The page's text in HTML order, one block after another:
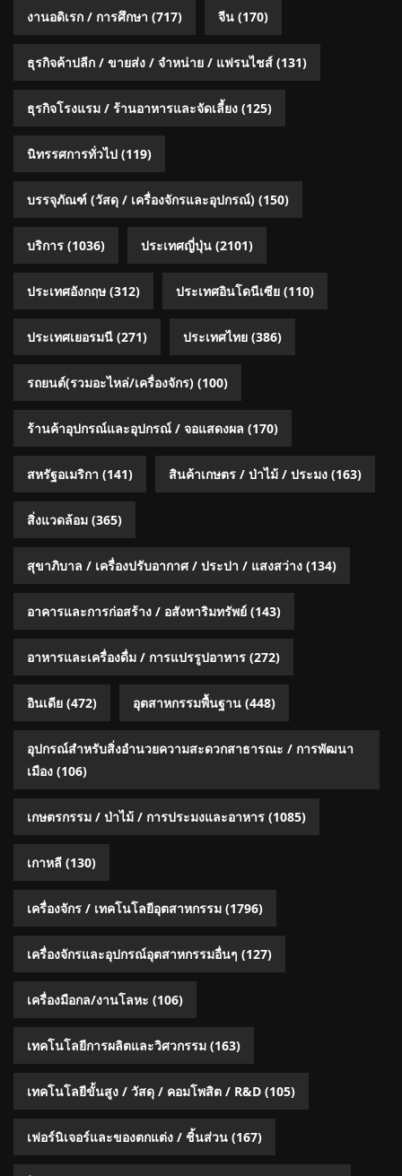
งานอดิเรก / การศึกษา (717) จีน (170)
ธุรกิจค้าปลีก / ขายส่ง / จำหน่าย / แฟรนไชส์ (131)
ธุรกิจโรงแรม / ร้านอาหารและจัดเลี้ยง (125)
นิทรรศการทั่วไป (119)
บรรจุภัณฑ์ (วัสดุ / เครื่องจักรและอุปกรณ์) (150)
บริการ (1036) ประเทศญี่ปุ่น (2101)
ประเทศอังกฤษ(312) ประเทศอินโดนีเซีย (110)
ประเทศเยอรมนี (271) ประเทศไทย (386)
รถยนต์(รวมอะไหล่/เครื่องจักร) (100)
ร้านค้าอุปกรณ์และอุปกรณ์ / จอแสดงผล (170)
สหรัฐอเมริกา (141) สินค้าเกษตร / ป่าไม้ / ประมง (163)
สิ่งแวดล้อม (365)
สุขาภิบาล / เครื่องปรับอากาศ / ประปา / แสงสว่าง (134)
อาคารและการก่อสร้าง / อสังหาริมทรัพย์ (143)
อาหารและเครื่องดื่ม / การแปรรูปอาหาร (272)
อินเดีย (472) อุตสาหกรรมพื้นฐาน (448)
อุปกรณ์สำหรับสิ่งอำนวยความสะดวกสาธารณะ / การพัฒนา
เมือง (106)
เกษตรกรรม / ป่าไม้ / การประมงและอาหาร (1085)
เกาหลี (130)
เครื่องจักร / เทคโนโลยีอุตสาหกรรม (1796)
เครื่องจักรและอุปกรณ์อุตสาหกรรมอื่นๆ (127)
เครื่องมือกล/งานโลหะ (106)
เทคโนโลยีการผลิตและวิศวกรรม (163)
เทคโนโลยีขั้นสูง / วัสดุ / คอมโพสิต / R&D (105)
เฟอร์นิเจอร์และของตกแต่ง / ชิ้นส่วน (167)